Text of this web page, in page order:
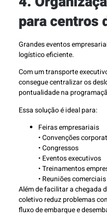
para centros
Grandes eventos
logístico eficiente.
Com um transporte
consegue centralizar os
pontualidade na
Essa solução é ideal para:
Feiras empresariais
• Convenções
• Congressos
• Eventos executivos
• Treinamentos
• Reuniões comerciais
Além de facilitar a chegada
coletivo reduz problemas
fluxo de embarque e